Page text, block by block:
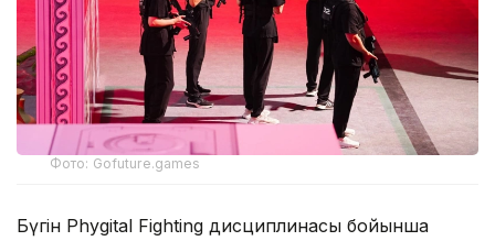
Фото: Gofuture.games
Бүгін Phygital Fighting дисциплинасы бойынша